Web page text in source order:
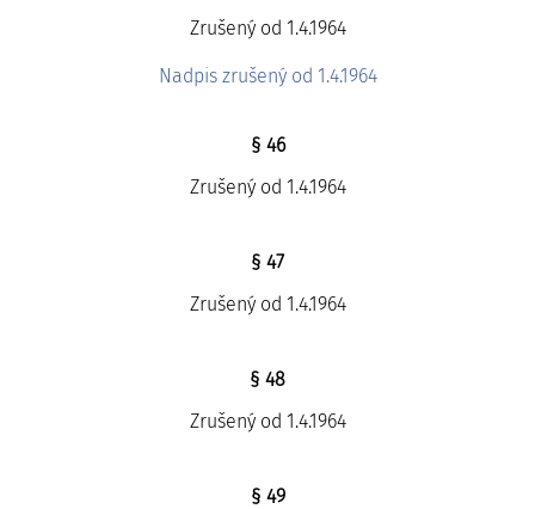
Zrušený od 1.4.1964
Nadpis zrušený od 1.4.1964
§ 46
Zrušený od 1.4.1964
§ 47
Zrušený od 1.4.1964
§ 48
Zrušený od 1.4.1964
§ 49